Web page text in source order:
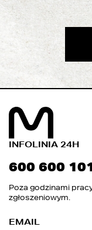
INFOLINIA 24H
600 600
Poza godzinami
zgłoszeniowym.
EMAIL